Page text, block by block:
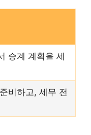
승계 계획을 세
비하고, 세무 전